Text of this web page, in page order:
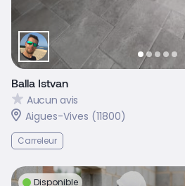
Balla Istvan
Aucun avis
Aigues-Vives (11800)
Carreleur
Disponible